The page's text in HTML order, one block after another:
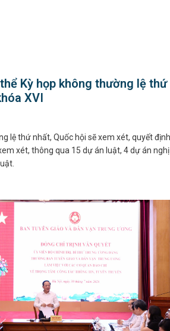
Kỳ họp không thường lệ thứ
XVI
lệ thứ nhất, Quốc hội sẽ xem xét, quyết định
xét, thông qua 15 dự án luật, 4 dự án nghị